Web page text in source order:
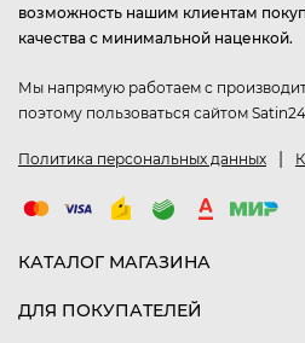
возможность нашим клиентам
качества с минимальной наценкой.
Мы напрямую работаем с
поэтому пользоваться сайтом
Политика персональных данных |
КАТАЛОГ МАГАЗИНА
ДЛЯ ПОКУПАТЕЛЕЙ